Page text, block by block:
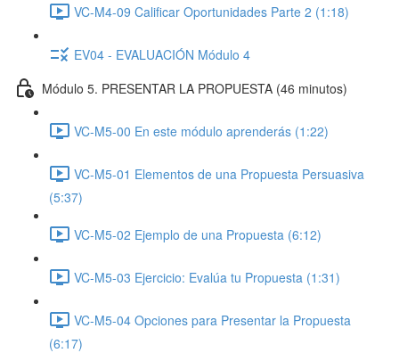
VC-M4-09 Calificar Oportunidades Parte 2 (1:18)
EV04 - EVALUACIÓN Módulo 4
Módulo 5. PRESENTAR LA PROPUESTA (46 minutos)
VC-M5-00 En este módulo aprenderás (1:22)
VC-M5-01 Elementos de una Propuesta Persuasiva
(5:37)
VC-M5-02 Ejemplo de una Propuesta (6:12)
VC-M5-03 Ejercicio: Evalúa tu Propuesta (1:31)
VC-M5-04 Opciones para Presentar la Propuesta
(6:17)